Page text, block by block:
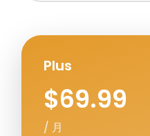
Plus
$69.99
/ 月